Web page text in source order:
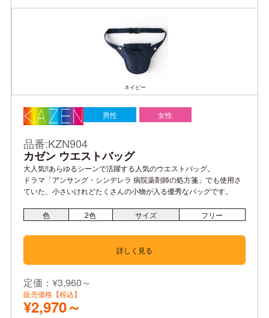
ネイビー
男性 女性
品番:KZN904
カゼン ウエストバッグ
大人気!!あらゆるシーンで活躍する人気のウエストバッグ。
ドラマ「アンサング・シンデレラ 病院薬剤師の処方箋」でも使用さ
ていた、小さいけれどたくさんの小物が入る優秀なバッグです。
色 2色 サイズ フリー
詳しく見る
定価：¥3,960～
販売価格【税込】
¥2,970～